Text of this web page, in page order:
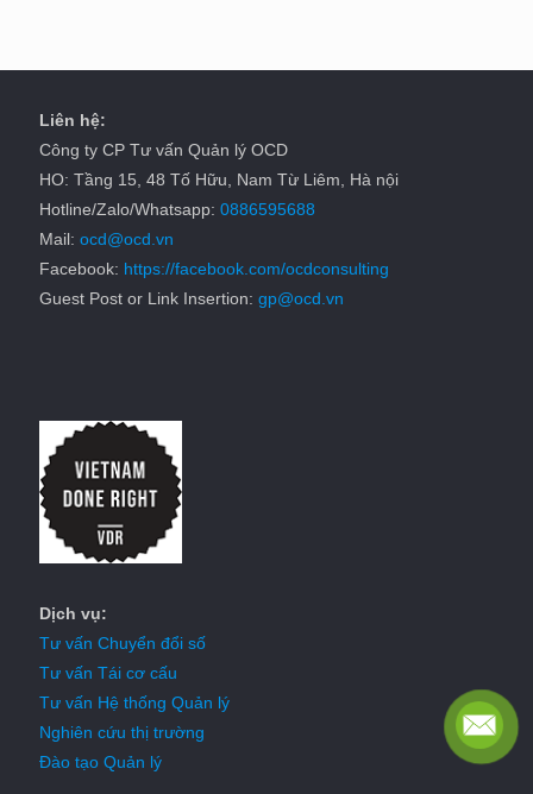
Liên hệ:
Công ty CP Tư vấn Quản lý OCD
HO: Tầng 15, 48 Tố Hữu, Nam Từ Liêm, Hà nội
Hotline/Zalo/Whatsapp: 0886595688
Mail: ocd@ocd.vn
Facebook: https://facebook.com/ocdconsulting
Guest Post or Link Insertion: gp@ocd.vn
Dịch vụ:
Tư vấn Chuyển đổi số
Tư vấn Tái cơ cấu
Tư vấn Hệ thống Quản lý
Nghiên cứu thị trường
Đào tạo Quản lý